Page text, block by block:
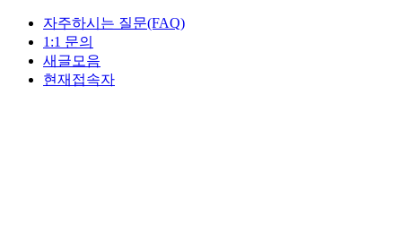
자주하시는 질문(FAQ)
1:1 문의
새글모음
현재접속자